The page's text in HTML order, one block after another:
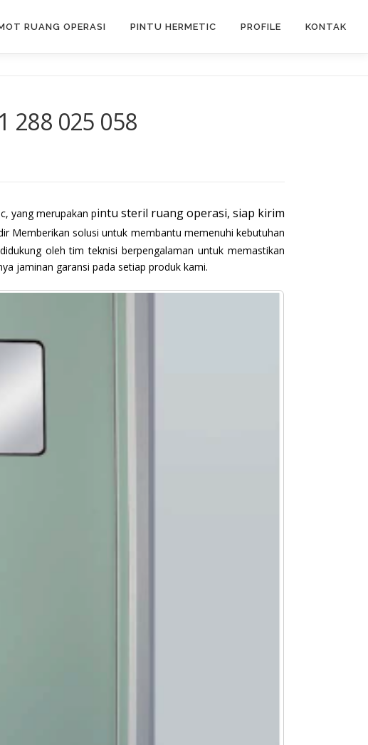
RUANG OPERASI PINTU HERMETIC PROFILE KONTAK
288 025 058
yang merupakan pintu steril ruang operasi, siap kirim
Memberikan solusi untuk membantu memenuhi kebutuhan
oleh tim teknisi berpengalaman untuk memastikan
jaminan garansi pada setiap produk kami.